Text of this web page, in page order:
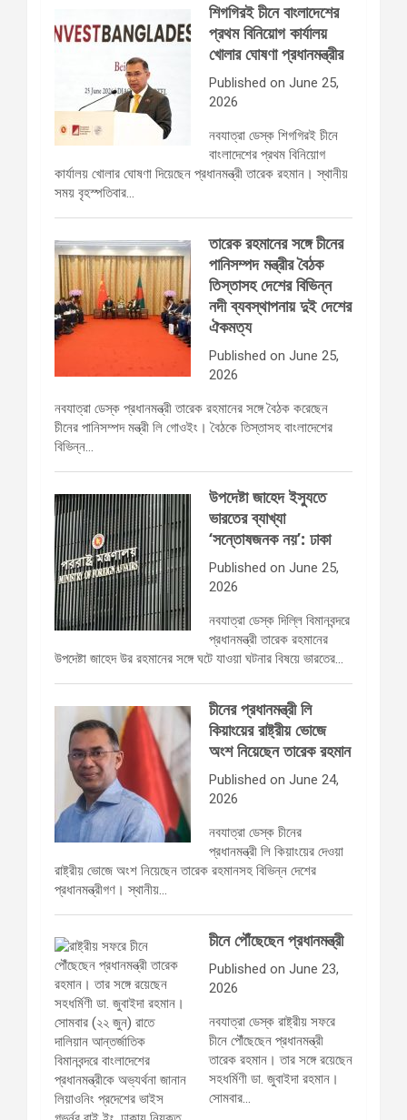
শিগগিরই চীনে বাংলাদেশের
প্রথম বিনিয়োগ কার্যালয়
খোলার ঘোষণা প্রধানমন্ত্রীর
Published on June 25,
2026
নবযাত্রা ডেস্ক শিগগিরই চীনে
বাংলাদেশের প্রথম বিনিয়োগ
কার্যালয় খোলার ঘোষণা দিয়েছেন প্রধানমন্ত্রী তারেক রহমান। স্থানীয়
সময় বৃহস্পতিবার…
তারেক রহমানের সঙ্গে চীনের
পানিসম্পদ মন্ত্রীর বৈঠক
তিস্তাসহ দেশের বিভিন্ন
নদী ব্যবস্থাপনায় দুই দেশের
ঐকমত্য
Published on June 25,
2026
নবযাত্রা ডেস্ক প্রধানমন্ত্রী তারেক রহমানের সঙ্গে বৈঠক করেছেন
চীনের পানিসম্পদ মন্ত্রী লি গোওইং। বৈঠকে তিস্তাসহ বাংলাদেশের
বিভিন্ন…
উপদেষ্টা জাহেদ ইস্যুতে
ভারতের ব্যাখ্যা
‘সন্তোষজনক নয়’: ঢাকা
Published on June 25,
2026
নবযাত্রা ডেস্ক দিল্লি বিমানবন্দরে
প্রধানমন্ত্রী তারেক রহমানের
উপদেষ্টা জাহেদ উর রহমানের সঙ্গে ঘটে যাওয়া ঘটনার বিষয়ে ভারতের…
চীনের প্রধানমন্ত্রী লি
কিয়াংয়ের রাষ্ট্রীয় ভোজে
অংশ নিয়েছেন তারেক রহমান
Published on June 24,
2026
নবযাত্রা ডেস্ক চীনের
প্রধানমন্ত্রী লি কিয়াংয়ের দেওয়া
রাষ্ট্রীয় ভোজে অংশ নিয়েছেন তারেক রহমানসহ বিভিন্ন দেশের
প্রধানমন্ত্রীগণ। স্থানীয়…
চীনে পৌঁছেছেন প্রধানমন্ত্রী
Published on June 23,
2026
নবযাত্রা ডেস্ক রাষ্ট্রীয় সফরে
চীনে পৌঁছেছেন প্রধানমন্ত্রী
তারেক রহমান। তার সঙ্গে রয়েছেন
সহধর্মিণী ডা. জুবাইদা রহমান।
সোমবার…